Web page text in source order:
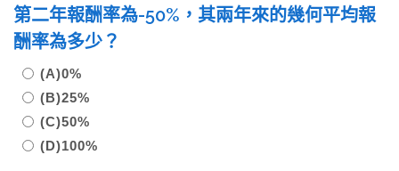
第二年報酬率為-50%，其兩年來的幾何平均報
酬率為多少？
(A)0%
(B)25%
(C)50%
(D)100%